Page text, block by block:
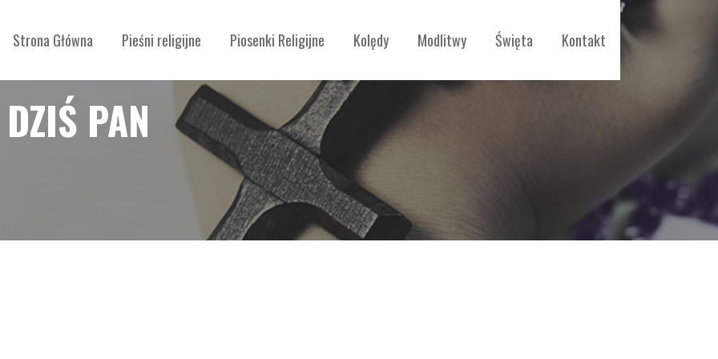
Strona Główna Pieśni religijne Piosenki Religijne Kolędy Modlitwy Święta Kontakt
PAN